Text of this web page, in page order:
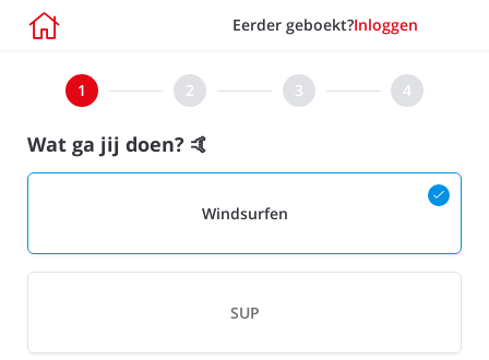
 Eerder geboekt?Inloggen
Wat ga jij doen? 🤙
Windsurfen
SUP